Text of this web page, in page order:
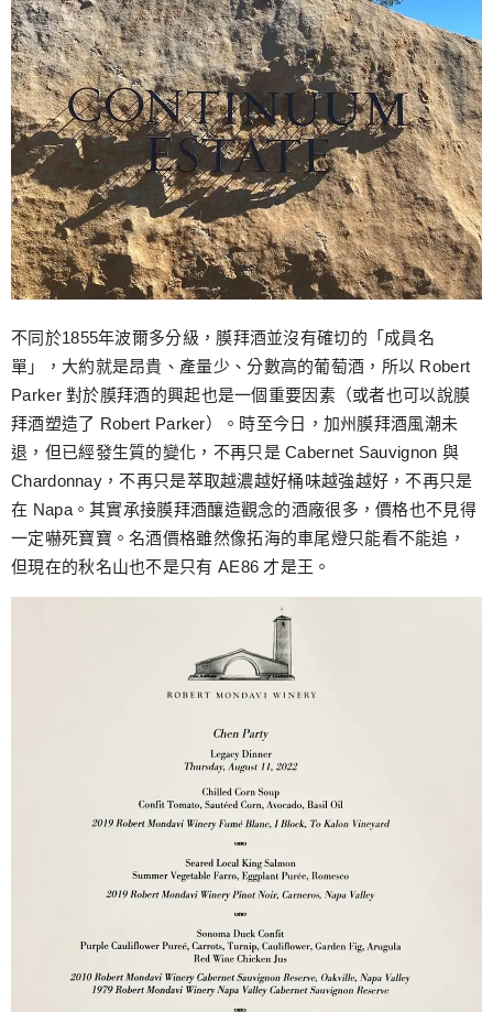
不同於1855年波爾多分級，膜拜酒並沒有確切的「成員名
單」，大約就是昂貴、產量少、分數高的葡萄酒，所以 Robert
Parker 對於膜拜酒的興起也是一個重要因素（或者也可以說膜
拜酒塑造了 Robert Parker）。時至今日，加州膜拜酒風潮未
退，但已經發生質的變化，不再只是 Cabernet Sauvignon 與
Chardonnay，不再只是萃取越濃越好桶味越強越好，不再只是
在 Napa。其實承接膜拜酒釀造觀念的酒廠很多，價格也不見得
一定嚇死寶寶。名酒價格雖然像拓海的車尾燈只能看不能追，
但現在的秋名山也不是只有 AE86 才是王。